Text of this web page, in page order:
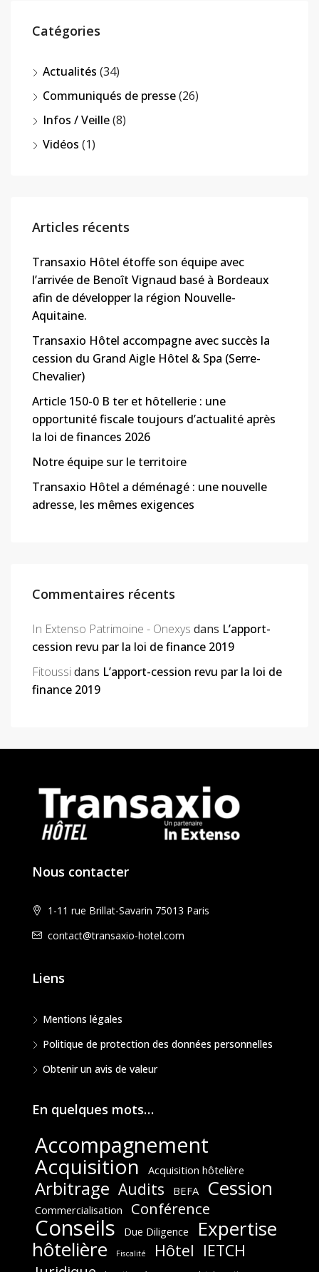
Catégories
Actualités (34)
Communiqués de presse(26)
Infos / Veille(8)
Vidéos (1)
Articles récents
Transaxio Hôtel étoffe son équipe avec
l’arrivée de Benoît Vignaud basé à Bordeaux
afin de développer la région Nouvelle-
Aquitaine.
Transaxio Hôtel accompagne avec succès la
cession du Grand Aigle Hôtel & Spa (Serre-
Chevalier)
Article 150-0 B ter et hôtellerie : une
opportunité fiscale toujours d’actualité après
la loi de finances 2026
Notre équipe sur le territoire
Transaxio Hôtel a déménagé : une nouvelle
adresse, les mêmes exigences
Commentaires récents
In Extenso Patrimoine - Onexys dans L’apport-
cession revu par la loi de finance 2019
Fitoussidans L’apport-cession revu par la loi de
finance 2019
Nous contacter
1-11 rue Brillat-Savarin 75013 Paris
contact@transaxio-hotel.com
Liens
Mentions légales
Politique de protection des données personnelles
Obtenir un avis de valeur
En quelques mots…
Accompagnement
Acquisition Acquisition hôtelière
Arbitrage Audits BEFA Cession
Commercialisation Conférence
Conseils Due Diligence
Expertise
hôtelière
Fiscalité Hôtel IETCH